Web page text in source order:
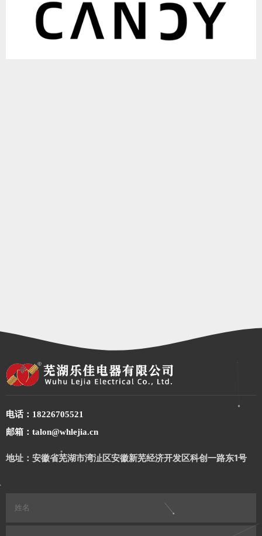
电话：18226705521
邮箱：talon@whlejia.cn
地址：安徽省芜湖市湾沚区安徽新芜经济开发区科创一路东1号